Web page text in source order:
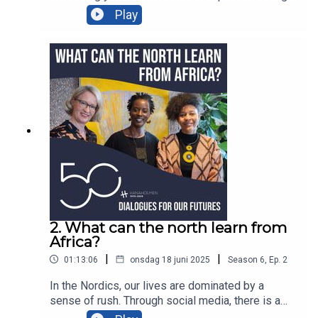
At the same time, value and impact-driven
companies and organisations struggle to find
building a society that is sustainable both
socially, culturally, environmentally and
economically? In this podcast Finnish and
Swedish experts discuss the subject with Milton
´s partner Kaius Niemi. The podcast has been
produced by Hanaholmen and Munck Studios in
cooperation with Arvoliitto, Alfred Kordelin
Foundation and Foundation Brita Maria Renlunds
Minne. Introduction by Anna Ivemark & Ina
Lindberg.
Play
2. What can the north learn from
Africa?
01:13:06 | onsdag 18 juni 2025 | Season 6 Ep. 2
In the Nordics, our lives are dominated by a
sense of rush. Through social media, there is a